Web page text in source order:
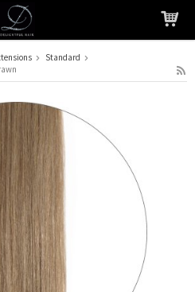
winkelmandje geplaatst
Standard